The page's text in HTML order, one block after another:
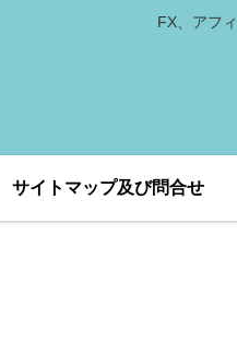
FX、アフ
サイトマップ及び問合せ